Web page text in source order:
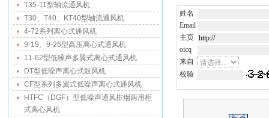
T35-11型轴流通风机
T30、T40、KT40型轴流通风机
4-72系列离心式通风机
9-19、9-26型高压离心式通风机
11-62型低噪声多翼式离心式通风机
DT型低噪声离心式鼓风机
CF型系列多翼式低噪声离心式通风机
HTFC（DGF）型低噪声通风排烟两用柜
式离心风机
姓名
Email
主页
oicq
来自
校验